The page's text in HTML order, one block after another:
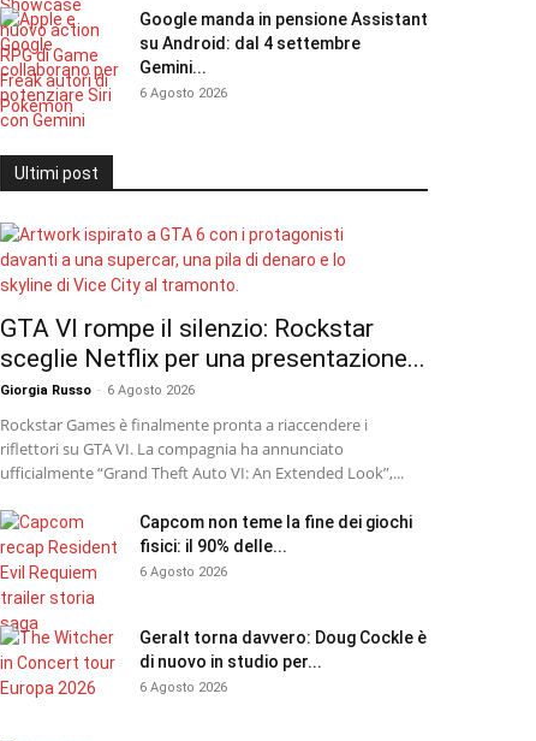
Google manda in pensione Assistant
su Android: dal 4 settembre
Gemini...
6 Agosto 2026
Ultimi post
GTA VI rompe il silenzio: Rockstar
sceglie Netflix per una presentazione...
Giorgia Russo - 6 Agosto 2026
Rockstar Games è finalmente pronta a riaccendere i
riflettori su GTA VI. La compagnia ha annunciato
ufficialmente “Grand Theft Auto VI: An Extended Look”,...
Capcom non teme la fine dei giochi
fisici: il 90% delle...
6 Agosto 2026
Geralt torna davvero: Doug Cockle è
di nuovo in studio per...
6 Agosto 2026